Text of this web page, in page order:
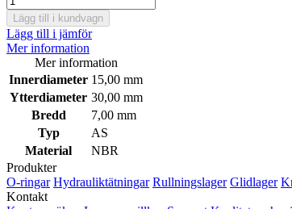
Lägg till i kundvagn
Lägg till i jämför
Mer information
Mer information
Innerdiameter 15,00 mm
Ytterdiameter 30,00 mm
Bredd
7,00 mm
Typ
AS
Material
NBR
Produkter
O-ringar Hydrauliktätningar Rullningslager Glidlager
Kontakt